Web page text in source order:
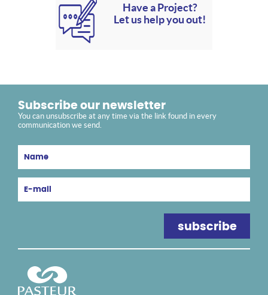
Have a Project?
Let us help you out!
Subscribe our newsletter
You can unsubscribe at any time via the link found in every
communication we send.